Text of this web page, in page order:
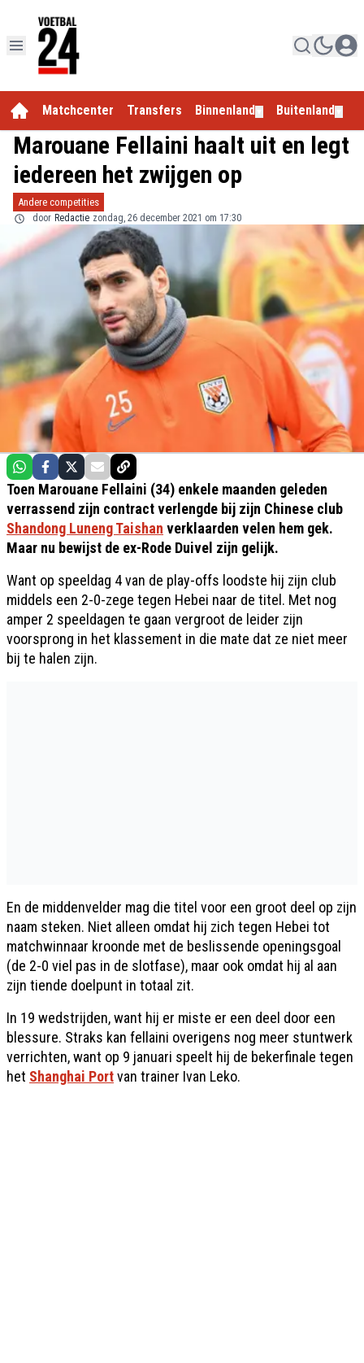
Matchcenter Transfers Binnenland Buitenland
Marouane Fellaini haalt uit en legt
iedereen het zwijgen op
Andere competities
door Redactie zondag, 26 december 2021 om 17:30
Toen Marouane Fellaini (34) enkele maanden geleden
verrassend zijn contract verlengde bij zijn Chinese club
Shandong Luneng Taishan verklaarden velen hem gek.
Maar nu bewijst de ex-Rode Duivel zijn gelijk.
Want op speeldag 4 van de play-offs loodste hij zijn club
middels een 2-0-zege tegen Hebei naar de titel. Met nog
amper 2 speeldagen te gaan vergroot de leider zijn
voorsprong in het klassement in die mate dat ze niet meer
bij te halen zijn.
En de middenvelder mag die titel voor een groot deel op zijn
naam steken. Niet alleen omdat hij zich tegen Hebei tot
matchwinnaar kroonde met de beslissende openingsgoal
(de 2-0 viel pas in de slotfase), maar ook omdat hij al aan
zijn tiende doelpunt in totaal zit.
In 19 wedstrijden, want hij er miste er een deel door een
blessure. Straks kan fellaini overigens nog meer stuntwerk
verrichten, want op 9 januari speelt hij de bekerfinale tegen
het Shanghai Portvan trainer Ivan Leko.